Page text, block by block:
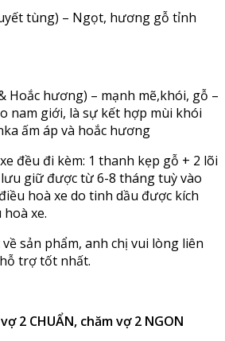
tùng) – Ngọt, hương gỗ tỉnh
Hoắc hương) – mạnh mẽ,khói, gỗ –
nam giới, là sự kết hợp mùi khói
ấm áp và hoắc hương
đều đi kèm: 1 thanh kẹp gỗ + 2 lõi
giữ được từ 6-8 tháng tuỳ vào
hoà xe do tinh dầu được kích
xe.
sản phẩm, anh chị vui lòng liên
trợ tốt nhất.
2 CHUẨN, chăm vợ 2 NGON